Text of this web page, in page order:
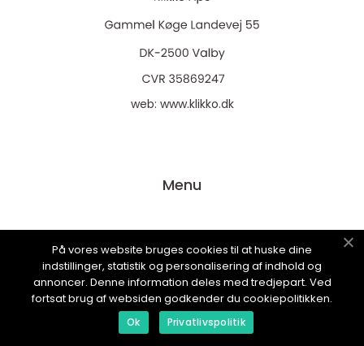
web: www.klikko.dk
Menu
Om oss
Cookies
Kontakt Oss
På vores website bruges cookies til at huske dine
indstillinger, statistik og personalisering af indhold og
annoncer. Denne information deles med tredjepart. Ved
fortsat brug af websiden godkender du cookiepolitikken.
Ok Privatlivspolitik